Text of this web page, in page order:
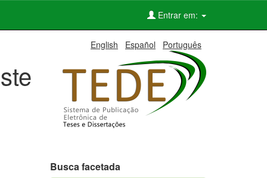
Entrar em:
English Español Português
Busca facetada